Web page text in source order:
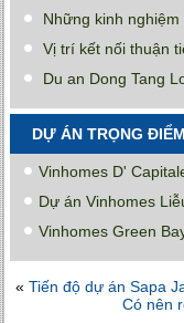
Những kinh
Vị trí kết nối thuận
Du an Dong Tang
DỰ ÁN TRỌNG
Vinhomes D'
Dự án Vinhomes
Vinhomes Green
«Tiến độ dự án Sapa
Có nên